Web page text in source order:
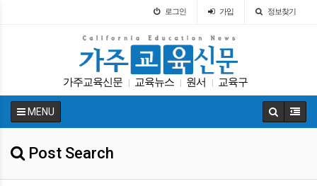
로그인 가입 정보찾기
가주교육신문 교육뉴스 원서 교육구
| 교육정책 매그닛 스쿨 트럼프 학교급식
MENU
Post Search